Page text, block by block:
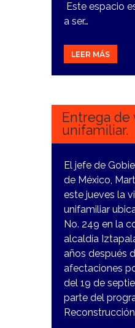
Este espacio
a ser…
LEER MÁS
9
Entrega de
unifamiliar.
El jefe de
de México,
este jueves la
unifamiliar
No. 249 en la
alcaldía
años después
afectaciones
del 19 de
parte del